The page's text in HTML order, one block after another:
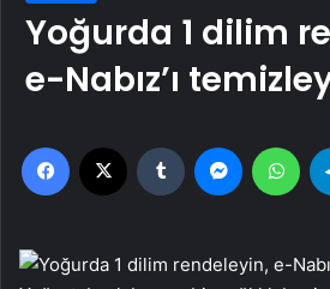
Yoğurda 1 dilim
e-Nabız’ı
Facebook Tumblr Messenger